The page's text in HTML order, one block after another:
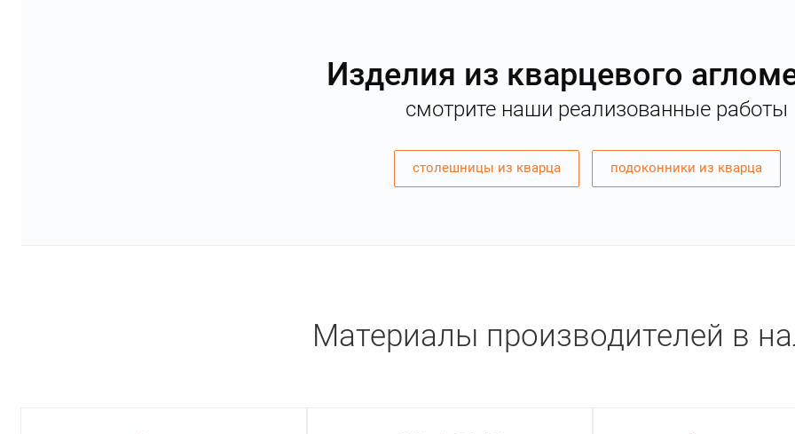
Изделия из кварцевого
смотрите наши реализованные работы
столешницы из кварца подоконники из кварца
Материалы производителей в